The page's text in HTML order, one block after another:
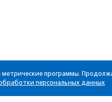
программы.
персональных данных